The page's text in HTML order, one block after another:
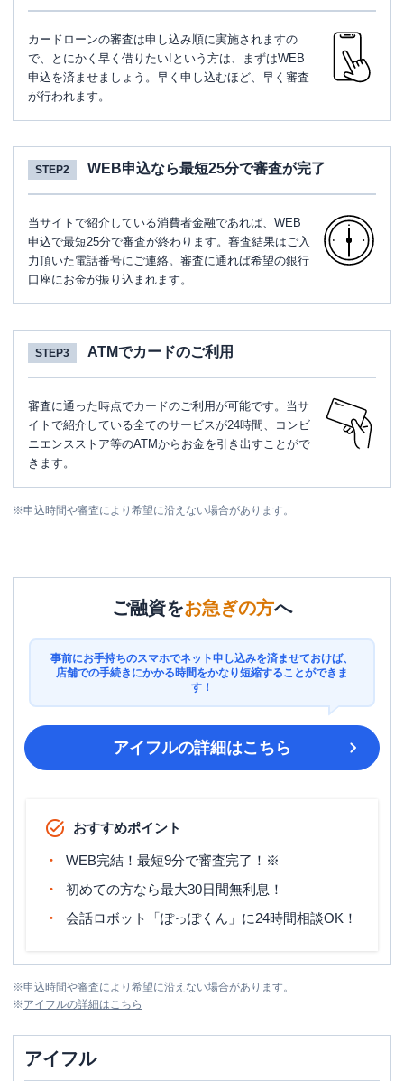
カードローンの審査は申し込み順に実施されますの
で、とにかく早く借りたい!という方は、まずはWEB
申込を済ませましょう。早く申し込むほど、早く審査
が行われます。
STEP2 WEB申込なら最短25分で審査が完了
当サイトで紹介している消費者金融であれば、WEB
申込で最短25分で審査が終わります。審査結果はご入
力頂いた電話番号にご連絡。審査に通れば希望の銀行
口座にお金が振り込まれます。
STEP3 ATMでカードのご利用
審査に通った時点でカードのご利用が可能です。当サ
イトで紹介している全てのサービスが24時間、コンビ
ニエンスストア等のATMからお金を引き出すことがで
きます。
※申込時間や審査により希望に沿えない場合があります。
ご融資をお急ぎの方へ
事前にお手持ちのスマホでネット申し込みを済ませておけば、
店舗での手続きにかかる時間をかなり短縮することができま
す！
アイフルの詳細はこちら
おすすめポイント
WEB完結！最短9分で審査完了！※
初めての方なら最大30日間無利息！
会話ロボット「ぽっぽくん」に24時間相談OK！
※申込時間や審査により希望に沿えない場合があります。
※アイフルの詳細はこちら
アイフル